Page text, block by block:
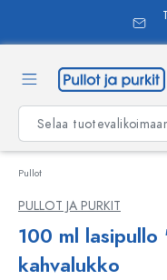
Pullot
PULLOT JA PURKIT
100 ml
kahvalukko